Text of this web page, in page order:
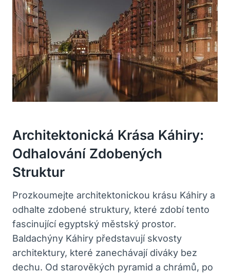
Architektonická Krása Káhiry:
Odhalování Zdobených
Struktur
Prozkoumejte architektonickou krásu Káhiry a
odhalte zdobené struktury, které zdobí tento
fascinující egyptský městský prostor.
Baldachýny Káhiry představují skvosty
architektury, které zanechávají diváky bez
dechu. Od starověkých pyramid a chrámů, po